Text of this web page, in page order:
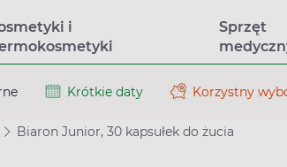
i
Sprzęt
Krótkie daty Korzystny
Biaron Junior, 30 kapsułek do żucia